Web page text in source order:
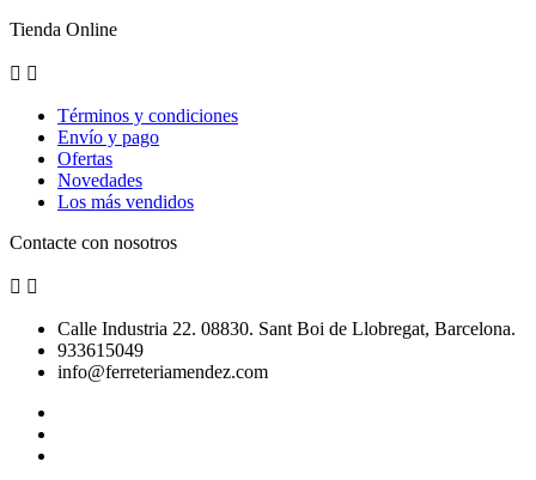
Tienda Online
 
Términos y condiciones
Envío y pago
Ofertas
Novedades
Los más vendidos
Contacte con nosotros
 
Calle Industria 22. 08830. Sant Boi de Llobregat, Barcelona.
933615049
info@ferreteriamendez.com